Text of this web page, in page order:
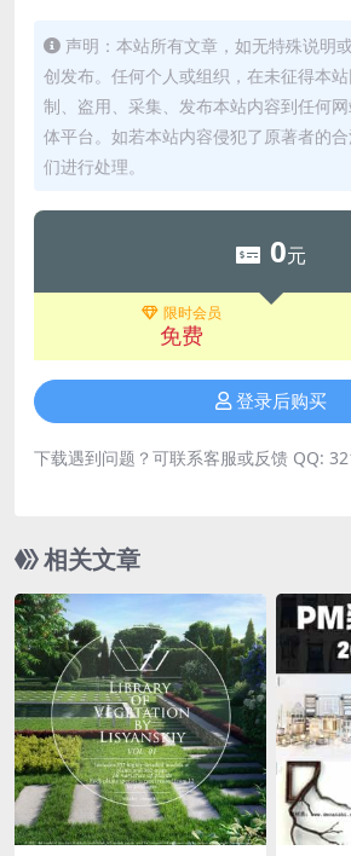
声明：本站所有文章，如无特殊说明
创发布。任何个人或组织，在未征得本
制、盗用、采集、发布本站内容到任何
体平台。如若本站内容侵犯了原著者的
们进行处理。
0元
限时会员
免费
登录后购买
下载遇到问题？可联系客服或反馈 QQ:
相关文章